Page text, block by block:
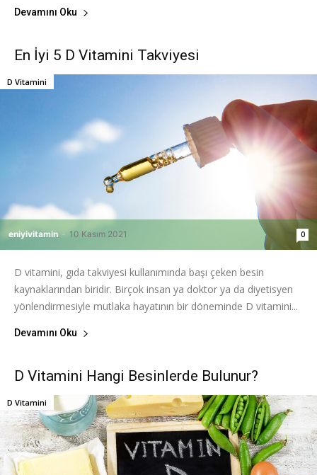
Devamını Oku
En İyi 5 D Vitamini Takviyesi
eniyivitamin - 10 Kasım 2021 0
D Vitamini
D vitamini, gıda takviyesi kullanımında başı çeken besin
kaynaklarından biridir. Birçok insan ya doktor ya da diyetisyen
yönlendirmesiyle mutlaka hayatının bir döneminde D vitamini...
Devamını Oku
D Vitamini Hangi Besinlerde Bulunur?
D Vitamini